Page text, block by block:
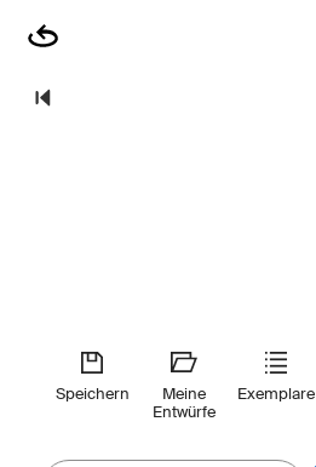
Speichern
Meine
Entwürfe
Exemplare